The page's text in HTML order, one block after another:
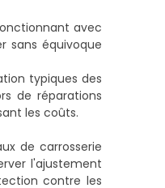
avec
sans équivoque
typiques des
de réparations
les coûts.
de carrosserie
l'ajustement
contre les